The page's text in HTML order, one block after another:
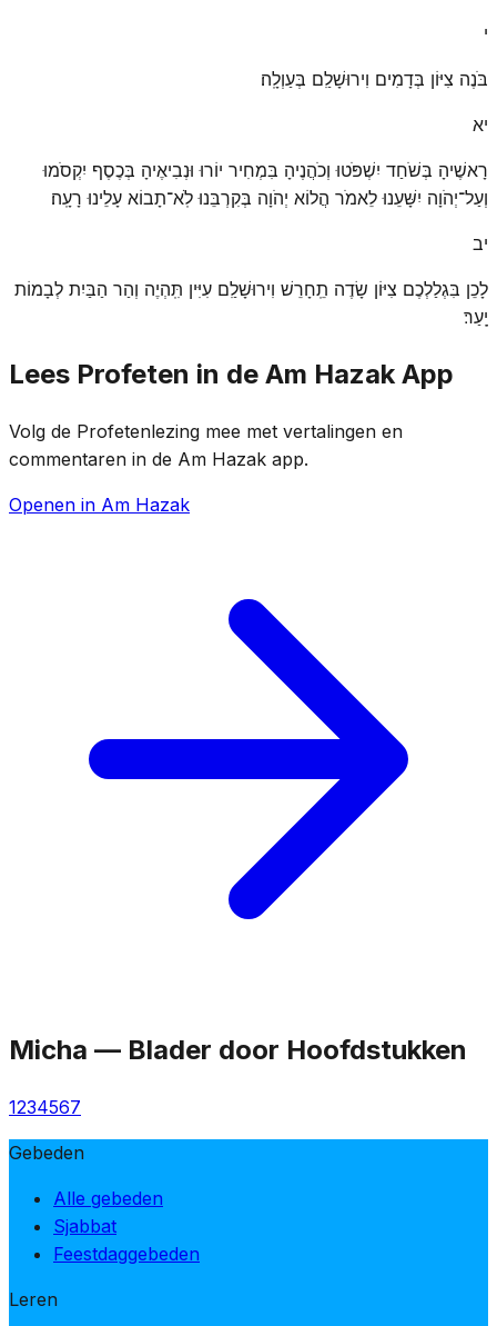
י
בֹּנֶה צִיּוֹן בְּדָמִים וִירוּשָׁלַ͏ִם בְּעַוְלָֽה׃
יא
רָאשֶׁיהָ בְּשֹׁחַד יִשְׁפֹּטוּ וְכֹהֲנֶיהָ בִּמְחִיר יוֹרוּ וּנְבִיאֶיהָ בְּכֶסֶף יִקְסֹמוּ
וְעַל־יְהֹוָה יִשָּׁעֵנוּ לֵאמֹר הֲלוֹא יְהֹוָה בְּקִרְבֵּנוּ לֹֽא־תָבוֹא עָלֵינוּ רָעָֽה׃
יב
לָכֵן בִּגְלַלְכֶם צִיּוֹן שָׂדֶה תֵֽחָרֵשׁ וִירוּשָׁלַ͏ִם עִיִּין תִּֽהְיֶה וְהַר הַבַּיִת לְבָמוֹת
יָֽעַר׃
Lees Profeten in de Am Hazak App
Volg de Profetenlezing mee met vertalingen en
commentaren in de Am Hazak app.
Openen in Am Hazak
Micha — Blader door Hoofdstukken
1234567
Gebeden
Alle gebeden
Sjabbat
Feestdaggebeden
Leren